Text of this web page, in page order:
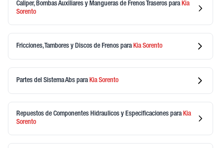
Caliper, Bombas Auxiliares y Mangueras de Frenos Traseros paraKia
Sorento
Fricciones, Tambores y Discos de Frenos para KiaSorento
Partes del Sistema Abs para KiaSorento
Repuestos de Componentes Hidraulicos y Especificaciones paraKia
Sorento